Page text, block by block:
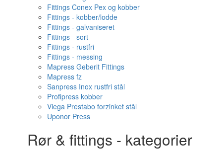
Fittings Conex Pex og kobber
Fittings - kobber/lodde
Fittings - galvaniseret
Fittings - sort
Fittings - rustfri
Fittings - messing
Mapress Geberit Fittings
Mapress fz
Sanpress Inox rustfri stål
Profipress kobber
Viega Prestabo forzinket stål
Uponor Press
Rør & fittings - kategorier